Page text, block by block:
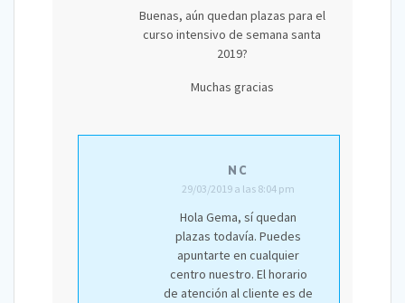
Buenas, aún quedan plazas para el
curso intensivo de semana santa
2019?
Muchas gracias
NC
29/03/2019 a las 8:04 pm
Hola Gema, sí quedan
plazas todavía. Puedes
apuntarte en cualquier
centro nuestro. El horario
de atención al cliente es de